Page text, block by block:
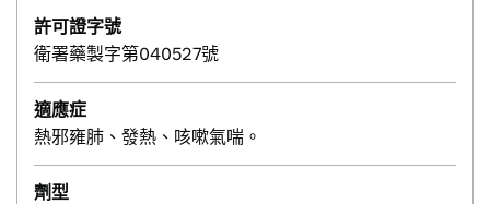
許可證字號
衛署藥製字第040527號
適應症
熱邪雍肺、發熱、咳嗽氣喘。
劑型